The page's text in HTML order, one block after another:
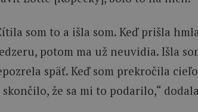
som to a išla som. Keď prišla
potom ma už neuvidia. Išla
späť. Keď som prekročila
že sa mi to podarilo,“